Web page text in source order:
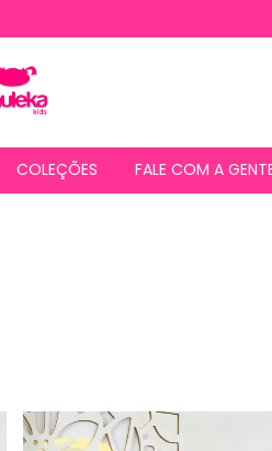
COLEÇÕES FALE COM A